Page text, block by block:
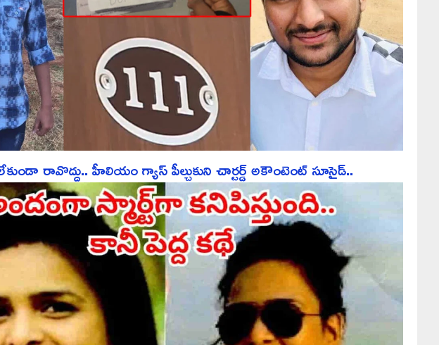
రావొద్దు.. హీలియం గ్యాస్ పీల్చుకుని చార్టర్డ్ అకౌంటెంట్ సూసైడ్..